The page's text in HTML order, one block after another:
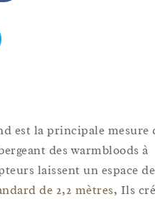
est la principale mesure
des warmbloods à
laissent un espace
de 2,2 mètres, Ils